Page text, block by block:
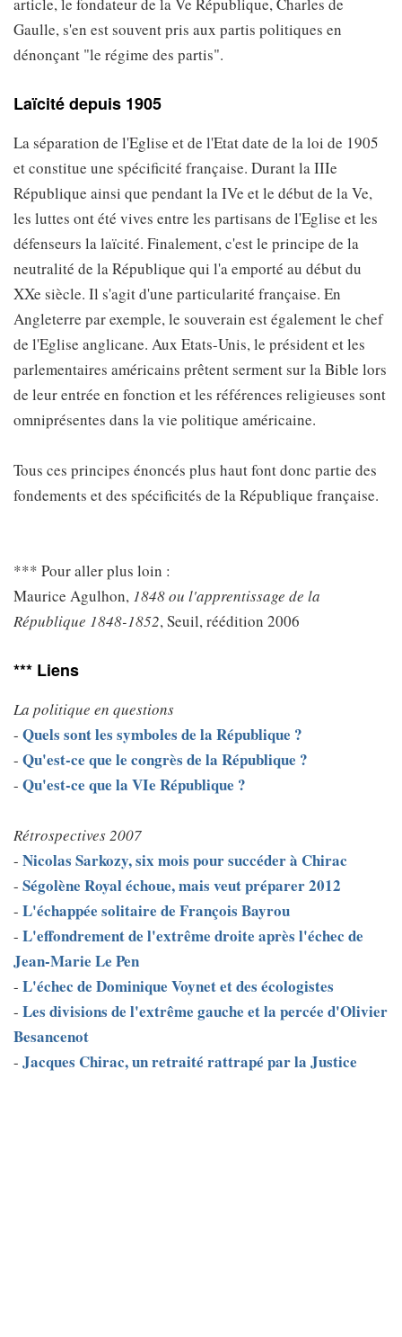
Gaulle, s'en est souvent pris aux partis politiques en
dénonçant "le régime des partis".
Laïcité depuis 1905
La séparation de l'Eglise et de l'Etat date de la loi de 1905
et constitue une spécificité française. Durant la IIIe
République ainsi que pendant la IVe et le début de la Ve,
les luttes ont été vives entre les partisans de l'Eglise et les
défenseurs la laïcité. Finalement, c'est le principe de la
neutralité de la République qui l'a emporté au début du
XXe siècle. Il s'agit d'une particularité française. En
Angleterre par exemple, le souverain est également le chef
de l'Eglise anglicane. Aux Etats-Unis, le président et les
parlementaires américains prêtent serment sur la Bible lors
de leur entrée en fonction et les références religieuses sont
omniprésentes dans la vie politique américaine.
Tous ces principes énoncés plus haut font donc partie des
fondements et des spécificités de la République française.
*** Pour aller plus loin :
Maurice Agulhon, 1848 ou l'apprentissage de la
République 1848-1852, Seuil, réédition 2006
*** Liens
La politique en questions
- Quels sont les symboles de la République ?
- Qu'est-ce que le congrès de la République ?
- Qu'est-ce que la VIe République ?
Rétrospectives 2007
- Nicolas Sarkozy, six mois pour succéder à Chirac
- Ségolène Royal échoue, mais veut préparer 2012
- L'échappée solitaire de François Bayrou
- L'effondrement de l'extrême droite après l'échec de
Jean-Marie Le Pen
- L'échec de Dominique Voynet et des écologistes
- Les divisions de l'extrême gauche et la percée d'Olivier
Besancenot
- Jacques Chirac, un retraité rattrapé par la Justice